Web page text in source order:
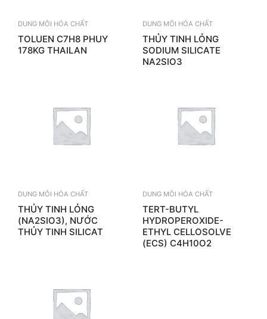
DUNG MÔI HÓA CHẤT
TOLUEN C7H8 PHUY
178KG THAILAN
DUNG MÔI HÓA CHẤT
THỦY TINH LỎNG
SODIUM SILICATE
NA2SIO3
DUNG MÔI HÓA CHẤT
THỦY TINH LỎNG
(NA2SIO3), NƯỚC
THỦY TINH SILICAT
DUNG MÔI HÓA CHẤT
TERT-BUTYL
HYDROPEROXIDE-
ETHYL CELLOSOLVE
(ECS) C4H10O2